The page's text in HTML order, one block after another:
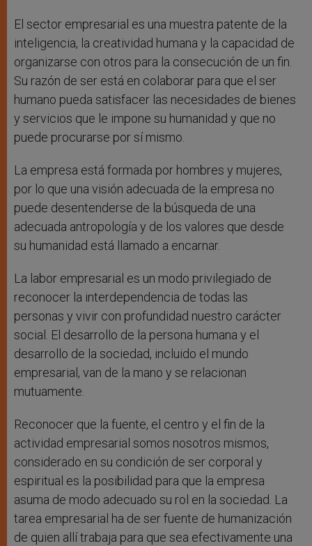
El sector empresarial es una muestra patente de la
inteligencia, la creatividad humana y la capacidad de
organizarse con otros para la consecución de un fin.
Su razón de ser está en colaborar para que el ser
humano pueda satisfacer las necesidades de bienes
y servicios que le impone su humanidad y que no
puede procurarse por sí mismo.
La empresa está formada por hombres y mujeres,
por lo que una visión adecuada de la empresa no
puede desentenderse de la búsqueda de una
adecuada antropología y de los valores que desde
su humanidad está llamado a encarnar.
La labor empresarial es un modo privilegiado de
reconocer la interdependencia de todas las
personas y vivir con profundidad nuestro carácter
social. El desarrollo de la persona humana y el
desarrollo de la sociedad, incluido el mundo
empresarial, van de la mano y se relacionan
mutuamente.
Reconocer que la fuente, el centro y el fin de la
actividad empresarial somos nosotros mismos,
considerado en su condición de ser corporal y
espiritual es la posibilidad para que la empresa
asuma de modo adecuado su rol en la sociedad. La
tarea empresarial ha de ser fuente de humanización
de quien allí trabaja para que sea efectivamente una